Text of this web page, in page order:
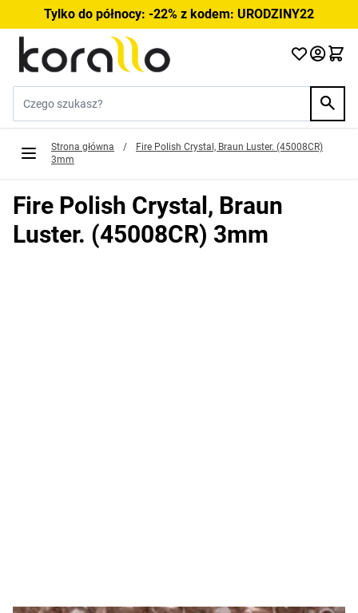
Przejdź do treściTylko do północy: -22% z kodem: URODZINY22
Strona główna /
Fire Polish Crystal, Braun Luster. (45008CR)
3mm
Fire Polish Crystal, Braun
Luster. (45008CR) 3mm